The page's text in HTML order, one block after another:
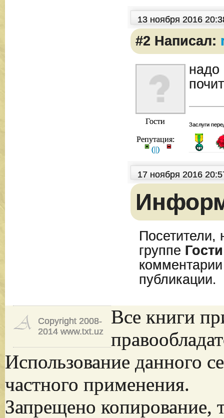
13 ноября 2016
#2 Написал:
Гости
Репутация:
(||)
надо
Заслуги
17 ноября 2016
Посетители,
группе Гости
публикации.
Copyright 2008-
2014 www.txt.uz
Все книги
Использование данного
частного применения.
Запрещено копирование,